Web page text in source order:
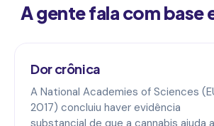
A gente fala com base
Dor crônica
A National Academies of Sciences
2017) concluiu haver evidência
substancial de que a cannabis ajuda a